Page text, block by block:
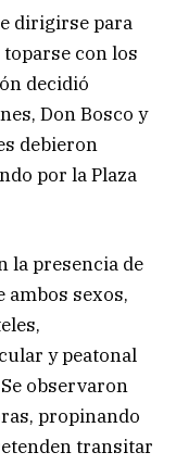
dirigirse para
con los
decidió
Don Bosco y
debieron
por la Plaza
la presencia de
ambos sexos,
y peatonal
observaron
propinando
transitar